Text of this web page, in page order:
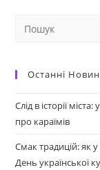
Останні
Слід в історії
про караїмів
Смак традицій: як
День української